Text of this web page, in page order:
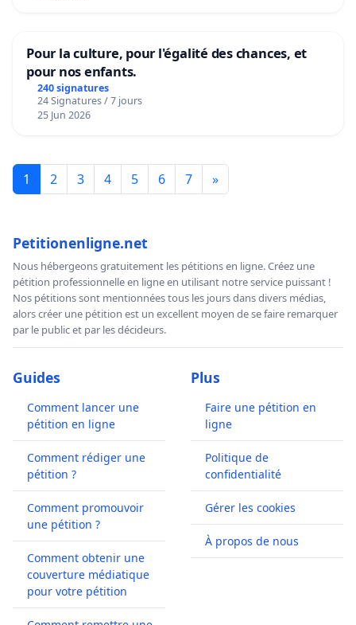
Pour la culture, pour l'égalité des chances, et
pour nos enfants.
240 signatures
24 Signatures / 7 jours
25 Jun 2026
1 2 3 4 5 6 7 »
Petitionenligne.net
Nous hébergeons gratuitement les pétitions en ligne. Créez une
pétition professionnelle en ligne en utilisant notre service puissant !
Nos pétitions sont mentionnées tous les jours dans divers médias,
alors créer une pétition est un excellent moyen de se faire remarquer
par le public et par les décideurs.
Guides
Comment lancer une
pétition en ligne
Comment rédiger une
pétition ?
Comment promouvoir
une pétition ?
Comment obtenir une
couverture médiatique
pour votre pétition
Plus
Faire une pétition en
ligne
Politique de
confidentialité
Gérer les cookies
À propos de nous